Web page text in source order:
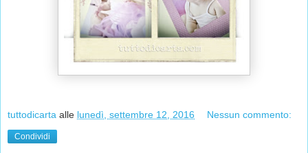
tuttodicarta alle lunedì, settembre 12, 2016 Nessun commento:
Condividi